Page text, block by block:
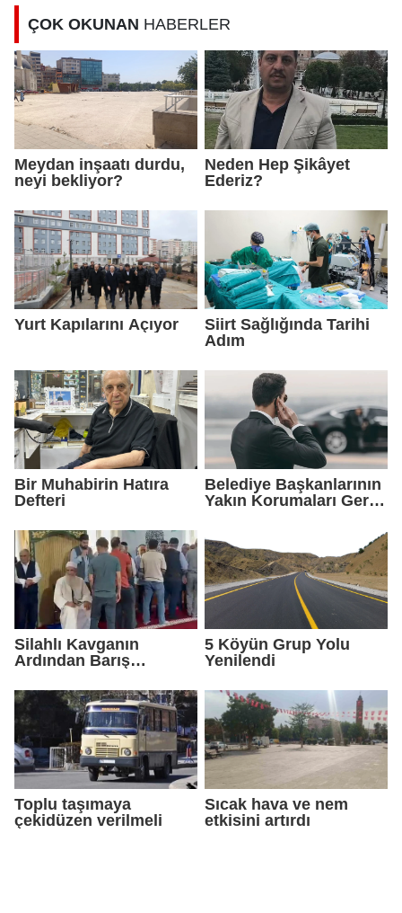
ÇOK OKUNAN HABERLER
Meydan inşaatı durdu,
neyi bekliyor?
Neden Hep Şikâyet
Ederiz?
Yurt Kapılarını Açıyor
Siirt Sağlığında Tarihi
Adım
Bir Muhabirin Hatıra
Defteri
Belediye Başkanlarının
Yakın Korumaları Geri
Silahlı Kavganın
Ardından Barış
5 Köyün Grup Yolu
Yenilendi
Toplu taşımaya
çekidüzen verilmeli
Sıcak hava ve nem
etkisini artırdı